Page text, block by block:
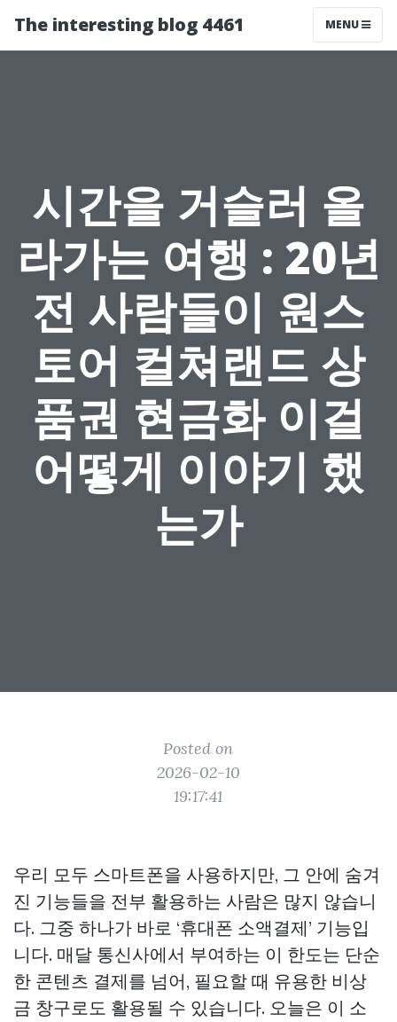
The interesting blog 4461 MENU
시간을 거슬러 올
라가는 여행 : 20년
전 사람들이 원스
토어 컬쳐랜드 상
품권 현금화 이걸
어떻게 이야기 했
는가
Posted on
2026-02-10
19:17:41
우리 모두 스마트폰을 사용하지만, 그 안에 숨겨
진 기능들을 전부 활용하는 사람은 많지 않습니
다. 그중 하나가 바로 ‘휴대폰 소액결제’ 기능입
니다. 매달 통신사에서 부여하는 이 한도는 단순
한 콘텐츠 결제를 넘어, 필요할 때 유용한 비상
금 창구로도 활용될 수 있습니다. 오늘은 이 소